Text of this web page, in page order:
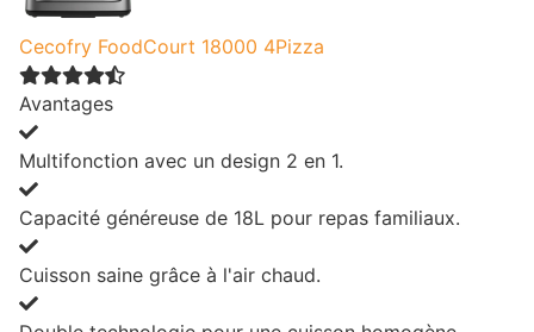
Cecofry FoodCourt 18000 4Pizza
Avantages
Multifonction avec un design 2 en 1.
Capacité généreuse de 18L pour repas familiaux.
Cuisson saine grâce à l'air chaud.